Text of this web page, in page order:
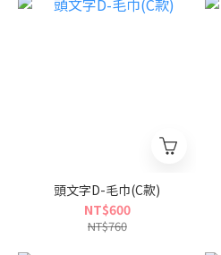
頭文字D-毛巾(C款)
NT$600
NT$760